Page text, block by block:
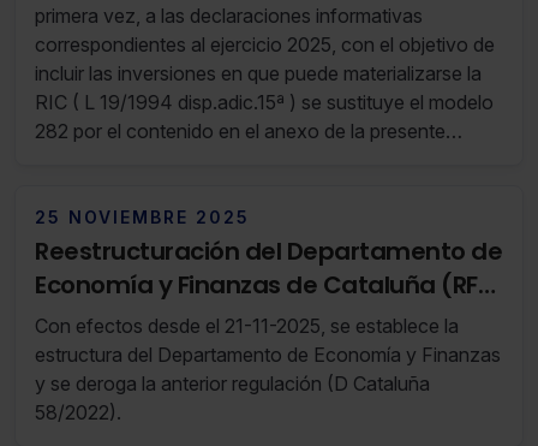
primera vez, a las declaraciones informativas
correspondientes al ejercicio 2025, con el objetivo de
incluir las inversiones en que puede materializarse la
RIC ( L 19/1994 disp.adic.15ª ) se sustituye el modelo
282 por el contenido en el anexo de la presente
25 NOVIEMBRE 2025
Reestructuración del Departamento de
Economía y Finanzas de Cataluña (RF
47/25 18 de Noviembre de 2025 al 24
de Noviembre de 2025)
Con efectos desde el 21-11-2025, se establece la
estructura del Departamento de Economía y Finanzas
y se deroga la anterior regulación (D Cataluña
58/2022).